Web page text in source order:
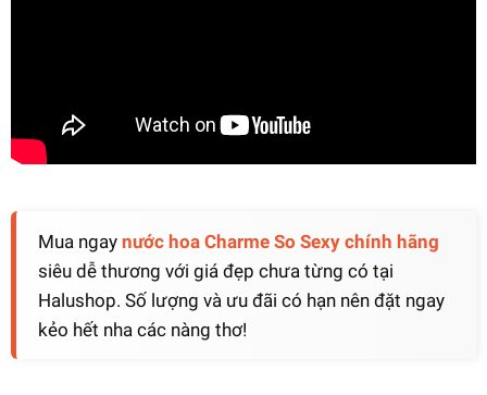
Mua ngay nước hoa Charme So Sexy chính hãng
siêu dễ thương với giá đẹp chưa từng có tại
Halushop. Số lượng và ưu đãi có hạn nên đặt ngay
kẻo hết nha các nàng thơ!